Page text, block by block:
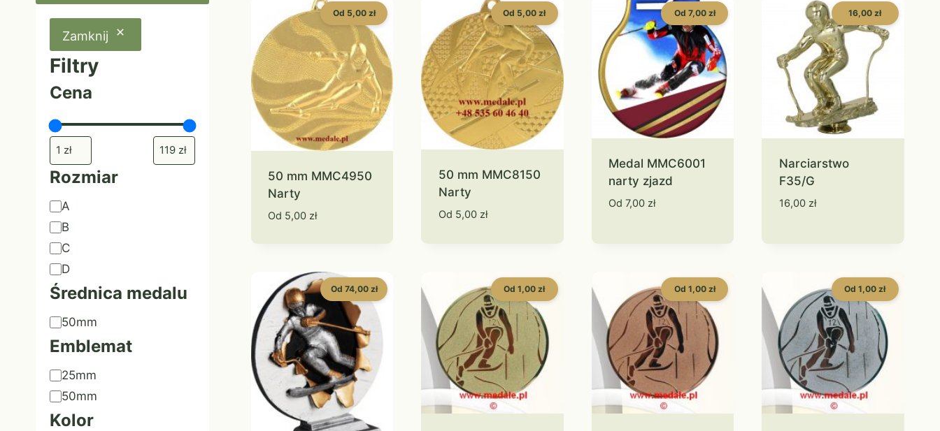
Od 5,00 zł
50 mm MMC4950
Narty
Od 5,00 zł
Od 5,00 zł
50 mm MMC8150
Narty
Od 5,00 zł
Od 7,00 zł
Medal MMC6001
narty zjazd
Od7,00 zł
16,00 zł
Narciarstwo
F35/G
16,00 zł
Od 74,00 zł Od 1,00 zł Od 1,00 zł Od 1,00 zł
Zamknij
Filtry
Cena
Rozmiar
Rozmiar
A
B
C
D
Średnica medalu
Średnica
medalu
50mm
Emblemat
Emblemat
25mm
50mm
Kolor